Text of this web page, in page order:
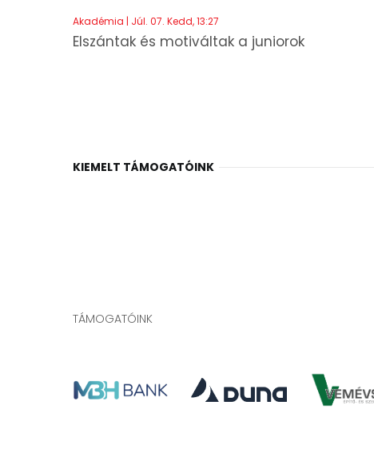
Akadémia | Júl. 07. Kedd, 13:27
Elszántak és motiváltak a juniorok
KIEMELT TÁMOGATÓINK
TÁMOGATÓINK